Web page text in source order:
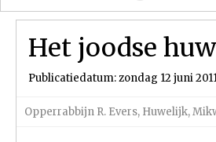
Het joodse
Publicatiedatum: zondag 12 juni
Opperrabbijn R. Evers, Huwelijk,